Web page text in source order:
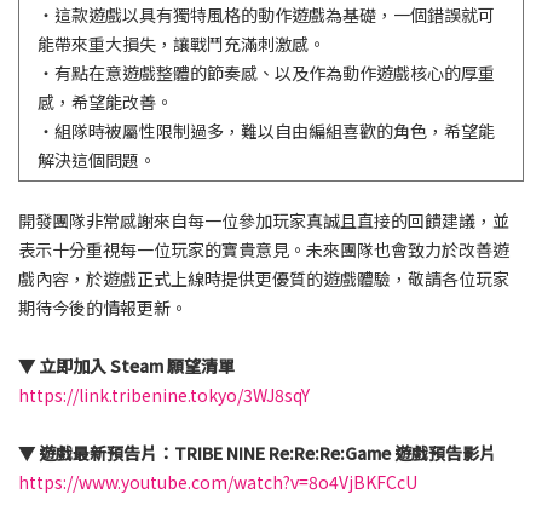
・這款遊戲以具有獨特風格的動作遊戲為基礎，一個錯誤就可
能帶來重大損失，讓戰鬥充滿刺激感。
・有點在意遊戲整體的節奏感、以及作為動作遊戲核心的厚重
感，希望能改善。
・組隊時被屬性限制過多，難以自由編組喜歡的角色，希望能
解決這個問題。
開發團隊非常感謝來自每一位參加玩家真誠且直接的回饋建議，並
表示十分重視每一位玩家的寶貴意見。未來團隊也會致力於改善遊
戲內容，於遊戲正式上線時提供更優質的遊戲體驗，敬請各位玩家
期待今後的情報更新。
▼ 立即加入 Steam 願望清單
https://link.tribenine.tokyo/3WJ8sqY
▼ 遊戲最新預告片：TRIBE NINE Re:Re:Re:Game 遊戲預告影片
https://www.youtube.com/watch?v=8o4VjBKFCcU